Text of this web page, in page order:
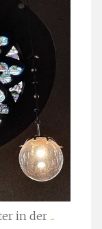
in der ...